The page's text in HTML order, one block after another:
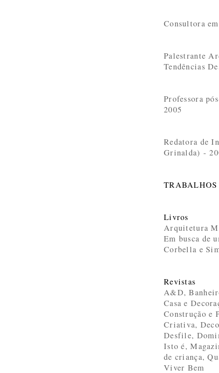
Consultora
Palestrante
Tendências
Professora
2005
Redatora de
Grinalda) -
Livros
Arquitetura
Em busca de
Corbella e
Revistas
A&D,
Casa e
Construção e
Criativa,
Desfile,
Isto é,
de criança,
Viver Bem